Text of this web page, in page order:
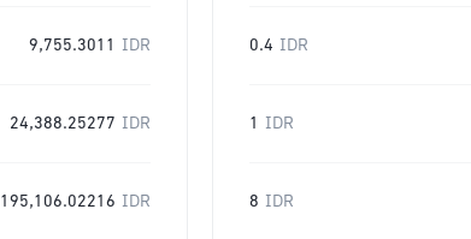
9,755.3011 IDR
24,388.25277 IDR
195,106.02216 IDR
0.4 IDR
1 IDR
8 IDR